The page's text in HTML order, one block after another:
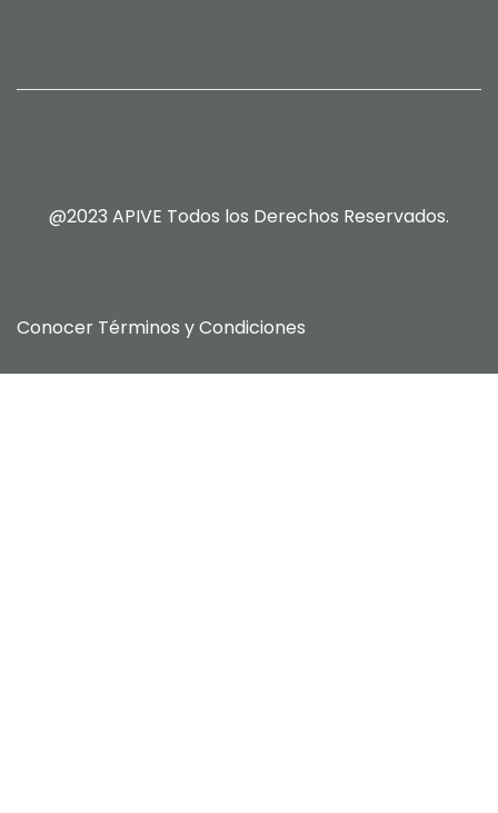
@2023 APIVE Todos los Derechos Reservados.
Conocer Términos y Condiciones